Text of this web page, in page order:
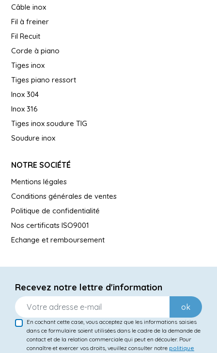
Câble inox
Fil à freiner
Fil Recuit
Corde à piano
Tiges inox
Tiges piano ressort
Inox 304
Inox 316
Tiges inox soudure TIG
Soudure inox
NOTRE SOCIÉTÉ
Mentions légales
Conditions générales de ventes
Politique de confidentialité
Nos certificats ISO9001
Echange et remboursement
Recevez notre lettre d'information
ok
En cochant cette case, vous acceptez que les informations saisies
dans ce formulaire soient utilisées dans le cadre de la demande de
contact et de la relation commerciale qui peut en découler. Pour
connaître et exercer vos droits, veuillez consulter notre politique